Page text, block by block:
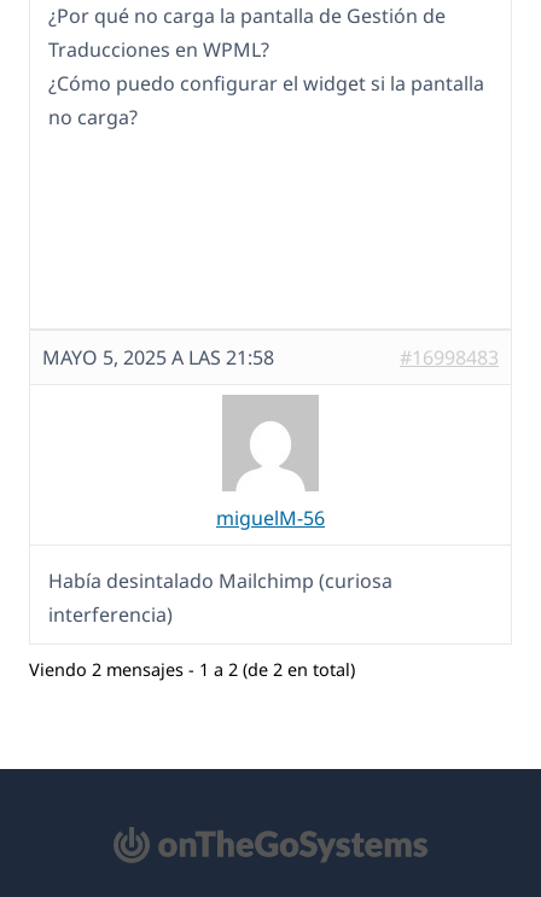
¿Por qué no carga la pantalla de Gestión de
Traducciones en WPML?
¿Cómo puedo configurar el widget si la pantalla
no carga?
MAYO 5, 2025 A LAS 21:58 #16998483
miguelM-56
Había desintalado Mailchimp (curiosa
interferencia)
Viendo 2 mensajes - 1 a 2 (de 2 en total)